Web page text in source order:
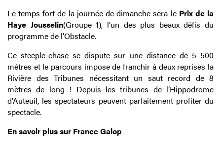
Le temps fort de la journée de dimanche sera le Prix de la
Haye Jousselin(Groupe 1), l’un des plus beaux défis du
programme de l’Obstacle.
Ce steeple-chase se dispute sur une distance de 5 500
mètres et le parcours impose de franchir à deux reprises la
Rivière des Tribunes nécessitant un saut record de 8
mètres de long ! Depuis les tribunes de l’Hippodrome
d’Auteuil, les spectateurs peuvent parfaitement profiter du
spectacle.
En savoir plus sur France Galop